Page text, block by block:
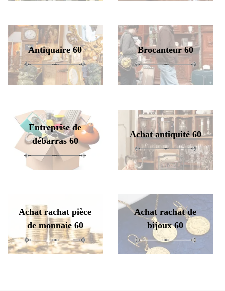
Antiquaire 60 Brocanteur 60
Entreprise de
débarras 60
Achat antiquité 60
Achat rachat pièce
de monnaie 60
Achat rachat de
bijoux 60